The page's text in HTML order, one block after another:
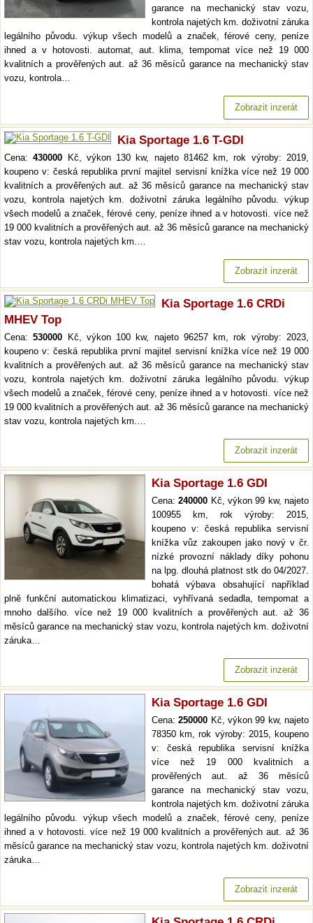
garance na mechanický stav vozu,
kontrola najetých km. doživotní záruka
legálního původu. výkup všech modelů a značek, férové ceny, peníze
ihned a v hotovosti. automat, aut. klima, tempomat více než 19 000
kvalitních a prověřených aut. až 36 měsíců garance na mechanický stav
vozu, kontrola…
Zobrazit inzerát
Kia Sportage 1.6 T-GDI
Cena:430000 Kč, výkon 130 kw, najeto 81462 km, rok výroby: 2019,
koupeno v: česká republika první majitel servisní knížka více než 19 000
kvalitních a prověřených aut. až 36 měsíců garance na mechanický stav
vozu, kontrola najetých km. doživotní záruka legálního původu. výkup
všech modelů a značek, férové ceny, peníze ihned a v hotovosti. více než
19 000 kvalitních a prověřených aut. až 36 měsíců garance na mechanický
stav vozu, kontrola najetých km.…
Zobrazit inzerát
Kia Sportage 1.6 CRDi
MHEV Top
Cena:530000 Kč, výkon 100 kw, najeto 96257 km, rok výroby: 2023,
koupeno v: česká republika první majitel servisní knížka více než 19 000
kvalitních a prověřených aut. až 36 měsíců garance na mechanický stav
vozu, kontrola najetých km. doživotní záruka legálního původu. výkup
všech modelů a značek, férové ceny, peníze ihned a v hotovosti. více než
19 000 kvalitních a prověřených aut. až 36 měsíců garance na mechanický
stav vozu, kontrola najetých km.…
Zobrazit inzerát
Kia Sportage 1.6 GDI
Cena:240000 Kč, výkon 99 kw, najeto
100955 km, rok výroby: 2015,
koupeno v: česká republika servisní
knížka vůz zakoupen jako nový v čr.
nízké provozní náklady díky pohonu
na lpg. dlouhá platnost stk do 04/2027.
bohatá výbava obsahující například
plně funkční automatickou klimatizaci, vyhřívaná sedadla, tempomat a
mnoho dalšího. více než 19 000 kvalitních a prověřených aut. až 36
měsíců garance na mechanický stav vozu, kontrola najetých km. doživotní
záruka…
Zobrazit inzerát
Kia Sportage 1.6 GDI
Cena:250000 Kč, výkon 99 kw, najeto
78350 km, rok výroby: 2015, koupeno
v: česká republika servisní knížka
více než 19 000 kvalitních a
prověřených aut. až 36 měsíců
garance na mechanický stav vozu,
kontrola najetých km. doživotní záruka
legálního původu. výkup všech modelů a značek, férové ceny, peníze
ihned a v hotovosti. více než 19 000 kvalitních a prověřených aut. až 36
měsíců garance na mechanický stav vozu, kontrola najetých km. doživotní
záruka…
Zobrazit inzerát